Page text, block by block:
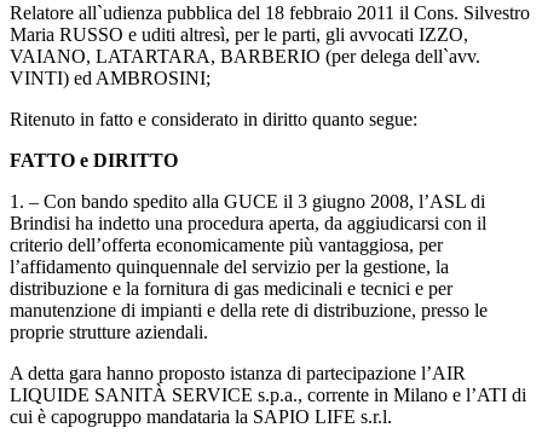
Relatore all`udienza pubblica del 18 febbraio 2011 il Cons. Silvestro
Maria RUSSO e uditi altresì, per le parti, gli avvocati IZZO,
VAIANO, LATARTARA, BARBERIO (per delega dell`avv.
VINTI) ed AMBROSINI;
Ritenuto in fatto e considerato in diritto quanto segue:
FATTO e DIRITTO
1. – Con bando spedito alla GUCE il 3 giugno 2008, l’ASL di
Brindisi ha indetto una procedura aperta, da aggiudicarsi con il
criterio dell’offerta economicamente più vantaggiosa, per
l’affidamento quinquennale del servizio per la gestione, la
distribuzione e la fornitura di gas medicinali e tecnici e per
manutenzione di impianti e della rete di distribuzione, presso le
proprie strutture aziendali.
A detta gara hanno proposto istanza di partecipazione l’AIR
LIQUIDE SANITÀ SERVICE s.p.a., corrente in Milano e l’ATI di
cui è capogruppo mandataria la SAPIO LIFE s.r.l.